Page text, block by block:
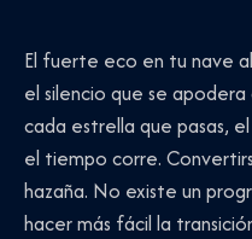
El fuerte eco en tu nave
el silencio que se
cada estrella que pasas,
el tiempo corre.
hazaña. No existe un
hacer más fácil la